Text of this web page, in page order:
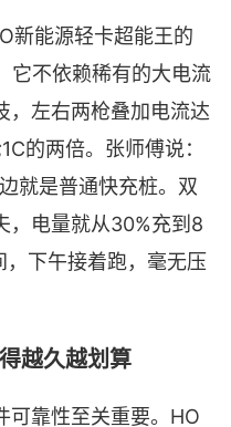
新能源轻卡超能王的
它不依赖稀有的大电流
，左右两枪叠加电流达
1C的两倍。张师傅说：
就是普通快充桩。双
，电量就从30%充到8
，下午接着跑， 毫无压
越久越划算
靠性至关重要。 HO